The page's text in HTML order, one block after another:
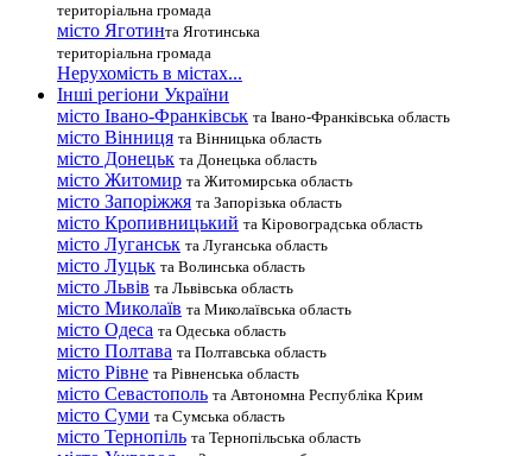
територіальна громада
місто Яготинта Яготинська
територіальна громада
Нерухомість в містах...
Інші регіони України
місто Івано-Франківськ та Івано-Франківська область
місто Вінниця та Вінницька область
місто Донецьк та Донецька область
місто Житомир та Житомирська область
місто Запоріжжя та Запорізька область
місто Кропивницький та Кіровоградська область
місто Луганськ та Луганська область
місто Луцьк та Волинська область
місто Львів та Львівська область
місто Миколаїв та Миколаївська область
місто Одеса та Одеська область
місто Полтава та Полтавська область
місто Рівне та Рівненська область
місто Севастополь та Автономна Республіка Крим
місто Суми та Сумська область
місто Тернопіль та Тернопільська область